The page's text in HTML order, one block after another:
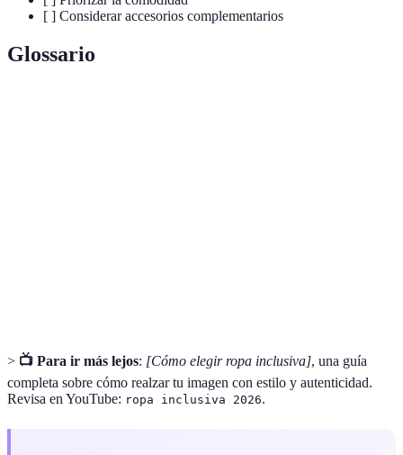
[ ] Considerar accesorios complementarios
Glossario
> 📺 Para ir más lejos: [Cómo elegir ropa inclusiva], una guía
completa sobre cómo realzar tu imagen con estilo y autenticidad.
Revisa en YouTube: ropa inclusiva 2026.